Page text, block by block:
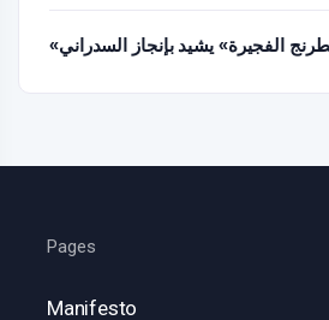
الفجيرة» يشيد بإنجاز السدراني
Pages
Manifesto